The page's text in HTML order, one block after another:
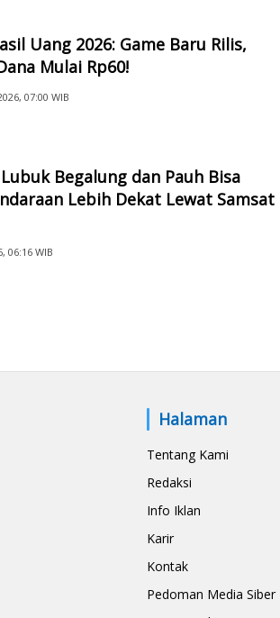
Uang 2026: Game Baru Rilis,
Mulai Rp60!
07:00 WIB
Begalung dan Pauh Bisa
Lebih Dekat Lewat Samsat
06:16 WIB
Halaman
Tentang Kami
Redaksi
Info Iklan
Karir
Kontak
Pedoman Media Siber